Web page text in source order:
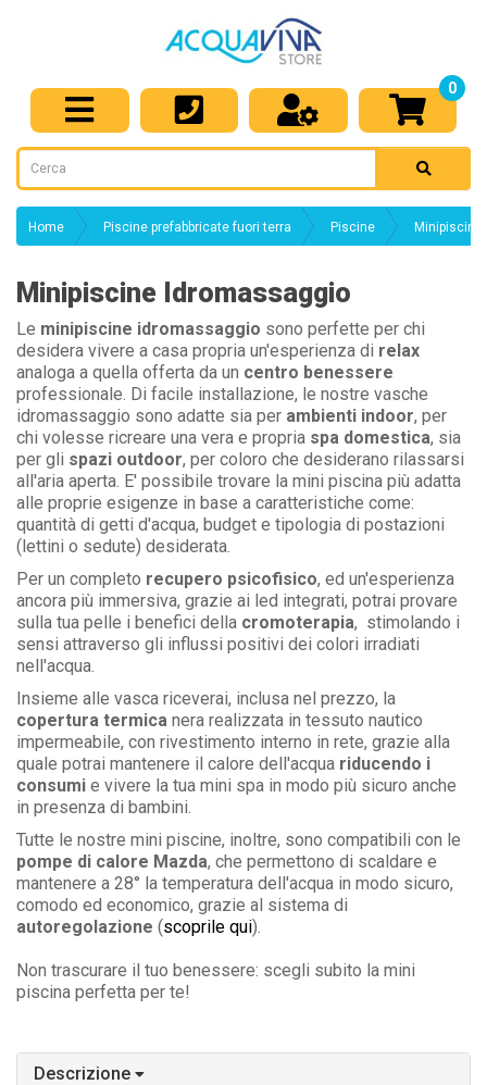
0
Home Piscine prefabbricate fuori terra Piscine Minipiscine
Minipiscine Idromassaggio
Le minipiscine idromassaggio sono perfette per chi
desidera vivere a casa propria un'esperienza di relax
analoga a quella offerta da un centro benessere
professionale. Di facile installazione, le nostre vasche
idromassaggio sono adatte sia per ambienti indoor, per
chi volesse ricreare una vera e propria spa domestica, sia
per gli spazi outdoor, per coloro che desiderano rilassarsi
all'aria aperta. E' possibile trovare la mini piscina più adatta
alle proprie esigenze in base a caratteristiche come:
quantità di getti d'acqua, budget e tipologia di postazioni
(lettini o sedute) desiderata.
Per un completo recupero psicofisico, ed un'esperienza
ancora più immersiva, grazie ai led integrati, potrai provare
sulla tua pelle i benefici della cromoterapia, stimolando i
sensi attraverso gli influssi positivi dei colori irradiati
nell'acqua.
Insieme alle vasca riceverai, inclusa nel prezzo, la
copertura termica nera realizzata in tessuto nautico
impermeabile, con rivestimento interno in rete, grazie alla
quale potrai mantenere il calore dell'acqua riducendo i
consumi e vivere la tua mini spa in modo più sicuro anche
in presenza di bambini.
Tutte le nostre mini piscine, inoltre, sono compatibili con le
pompe di calore Mazda, che permettono di scaldare e
mantenere a 28° la temperatura dell'acqua in modo sicuro,
comodo ed economico, grazie al sistema di
autoregolazione (scoprile qui).
Non trascurare il tuo benessere: scegli subito la mini
piscina perfetta per te!
Descrizione